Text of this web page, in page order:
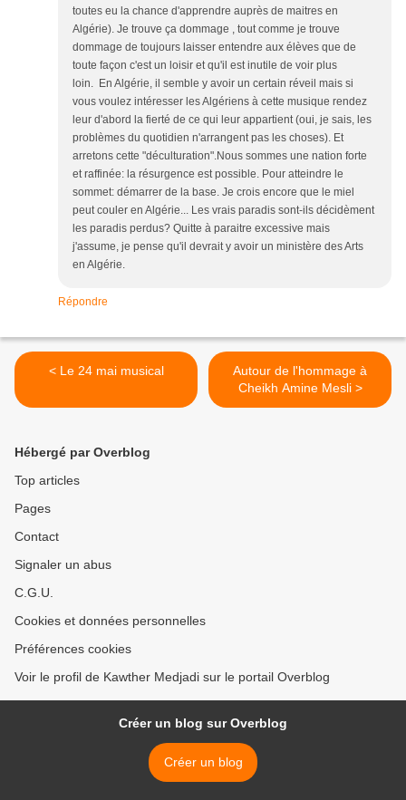
toutes eu la chance d'apprendre auprès de maitres en
Algérie). Je trouve ça dommage , tout comme je trouve
dommage de toujours laisser entendre aux élèves que de
toute façon c'est un loisir et qu'il est inutile de voir plus
loin. En Algérie, il semble y avoir un certain réveil mais si
vous voulez intéresser les Algériens à cette musique rendez
leur d'abord la fierté de ce qui leur appartient (oui, je sais, les
problèmes du quotidien n'arrangent pas les choses). Et
arretons cette "déculturation".Nous sommes une nation forte
et raffinée: la résurgence est possible. Pour atteindre le
sommet: démarrer de la base. Je crois encore que le miel
peut couler en Algérie... Les vrais paradis sont-ils décidèment
les paradis perdus? Quitte à paraitre excessive mais
j'assume, je pense qu'il devrait y avoir un ministère des Arts
en Algérie.
Répondre
< Le 24 mai musical
Autour de l'hommage à
Cheikh Amine Mesli >
Hébergé par Overblog
Top articles
Pages
Contact
Signaler un abus
C.G.U.
Cookies et données personnelles
Préférences cookies
Voir le profil de Kawther Medjadi sur le portail Overblog
Créer un blog sur Overblog
Créer un blog